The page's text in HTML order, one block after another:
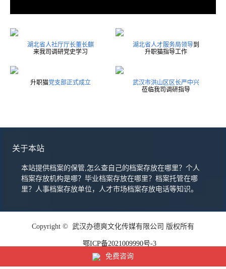
湖北省人社厅厅长董长麒
来我司调研党史学习
湖北省人才服务局领导到
升职猫指导工作
升职猫党支部正式成立
武汉市洪山区区长严中兴
莅临我司调研指导
关于本站
本站提供档案的保管,怎么查自己的档案存放在哪里？个人
档案存放机构是哪？毕业档案存放在哪里？档案托管在哪
里？人事档案存放单位，人才市场档案存放电话等知识。
Copyright © 武汉办德爽文化传媒有限公司 版权所有
免费咨询
鄂ICP备2021009990号-3